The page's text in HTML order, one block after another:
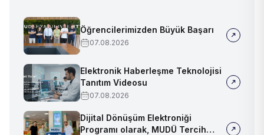
Öğrencilerimizden Büyük Başarı
07.08.2026
Elektronik Haberleşme Teknolojisi
Tanıtım Videosu
07.08.2026
Dijital Dönüşüm Elektroniği
Programı olarak, MUDÜ Tercih